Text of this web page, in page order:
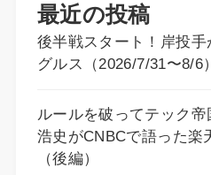
最近の投稿
後半戦スタート！岸投
グルス（2026/7/31〜8/6）
ルールを破ってテック
浩史がCNBCで語った楽
（後編）